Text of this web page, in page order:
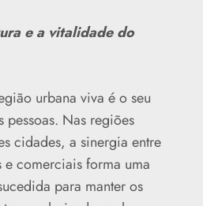
e a vitalidade do
urbana viva é o seu
pessoas. Nas regiões
cidades, a sinergia entre
e comerciais forma uma
para manter os